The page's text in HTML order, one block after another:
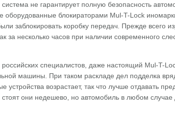
не гарантирует полную безопасность
оборудованные блокираторами Mul-T-Lock
заблокировать коробку передач. Прежде всего
за несколько часов при наличии современного
специалистов, даже настоящий Mul-T-
машины. При таком раскладе дел подделка
устройства возрастает, так что лучше отдавать
они недешево, но автомобиль в любом случае